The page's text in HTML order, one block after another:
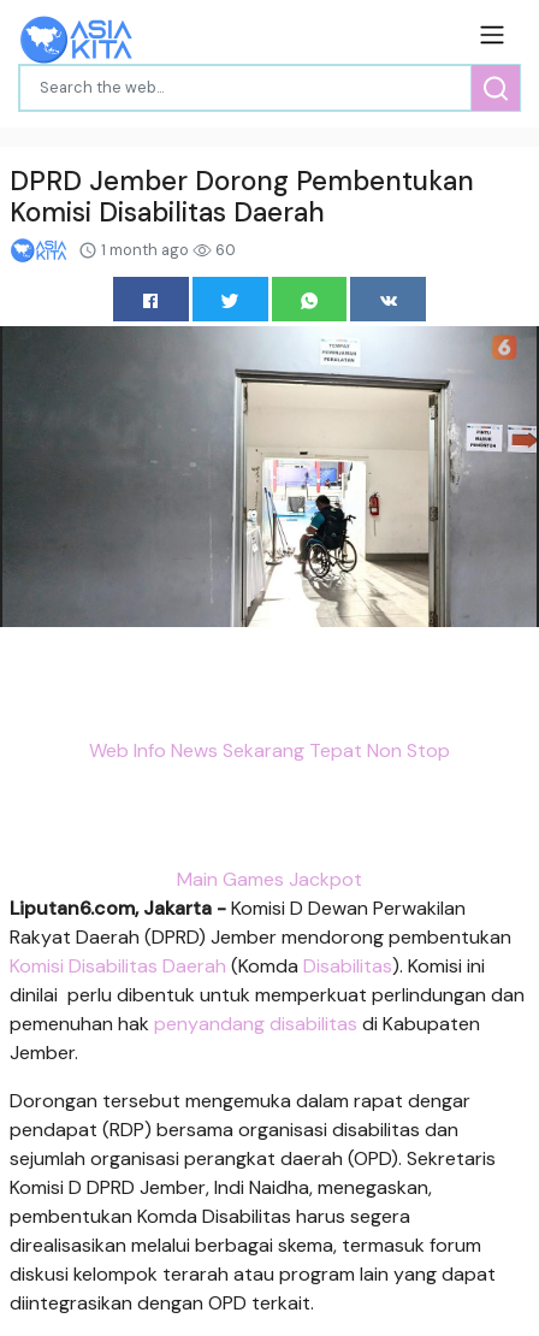
DPRD Jember Dorong Pembentukan
Komisi Disabilitas Daerah
1 month ago 60
Web Info News Sekarang Tepat Non Stop
Main Games Jackpot
Liputan6.com, Jakarta -Komisi D Dewan Perwakilan
Rakyat Daerah (DPRD) Jember mendorong pembentukan
Komisi Disabilitas Daerah (Komda Disabilitas). Komisi ini
dinilai perlu dibentuk untuk memperkuat perlindungan dan
pemenuhan hak penyandang disabilitas di Kabupaten
Jember.
Dorongan tersebut mengemuka dalam rapat dengar
pendapat (RDP) bersama organisasi disabilitas dan
sejumlah organisasi perangkat daerah (OPD). Sekretaris
Komisi D DPRD Jember, Indi Naidha, menegaskan,
pembentukan Komda Disabilitas harus segera
direalisasikan melalui berbagai skema, termasuk forum
diskusi kelompok terarah atau program lain yang dapat
diintegrasikan dengan OPD terkait.